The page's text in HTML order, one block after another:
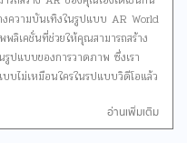
ในแต่ละเดือน ซึ่ง Flo ยังมีเครื่อง
านับถอยหลังเข้าสู่การเกิดของ
นาการของทารกในครรภ์ และ
รื่องการเพิ่มหรือลดน้ำหนัก รวมถึง
/ Android Period Tracker
ความบันเทิงในรูปแบบ AR World
นที่ช่วยให้คุณสามารถสร้าง
ปแบบของการวาดภาพ ซึ่งเรา
บไม่เหมือนใครในรูปแบบวิดีโอแล้ว
ารักที่จะทำให้เราสามารถสร้าง
มีเอฟเฟกต์กล้อง AR 3D
อ่านเพิ่มเติม